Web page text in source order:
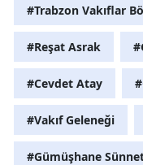
#Trabzon Vakıflar
#Reşat Asrak
#Cevdet Atay
#Vakıf Geleneği
#Gümüşhane